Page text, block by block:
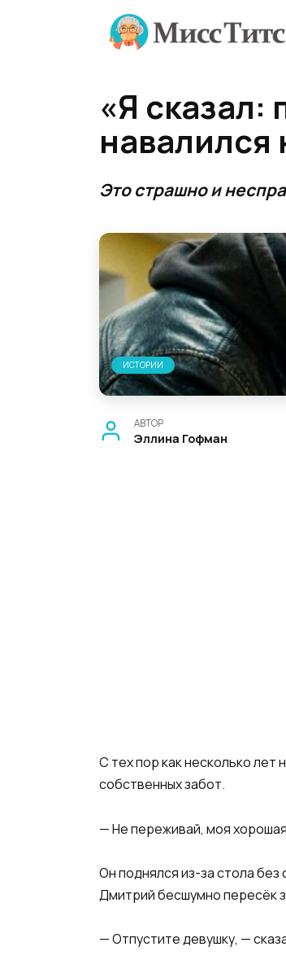
«Я
навалился
Это страшно и
ИСТОРИИ
АВТОР
Эллина Гофман
С тех пор как несколько
собственных забот.
— Не переживай, моя
Он поднялся из-за стола без
Дмитрий бесшумно пересёк
— Отпустите девушку, —